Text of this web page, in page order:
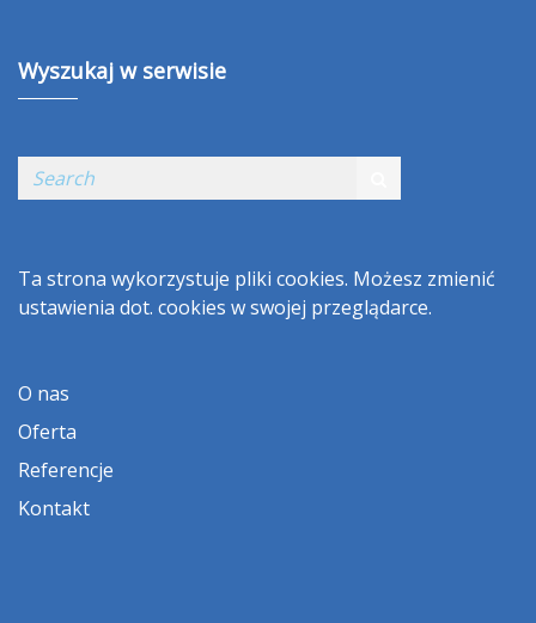
Wyszukaj w serwisie
Ta strona wykorzystuje pliki cookies. Możesz zmienić
ustawienia dot. cookies w swojej przeglądarce.
O nas
Oferta
Referencje
Kontakt